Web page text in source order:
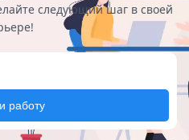
следующий шаг в своей
работу